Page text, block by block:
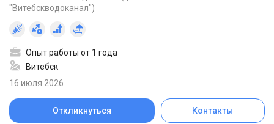
"Витебскводоканал")
Опыт работы от 1 года
Витебск
16 июля 2026
Откликнуться Контакты